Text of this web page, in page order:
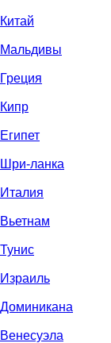
Китай
Мальдивы
Греция
Кипр
Египет
Шри-ланка
Италия
Вьетнам
Тунис
Израиль
Доминикана
Венесуэла